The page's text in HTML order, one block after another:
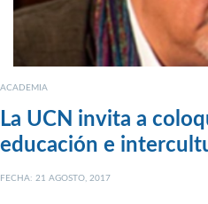
ACADEMIA
La UCN invita a
educación e
FECHA: 21 AGOSTO, 2017